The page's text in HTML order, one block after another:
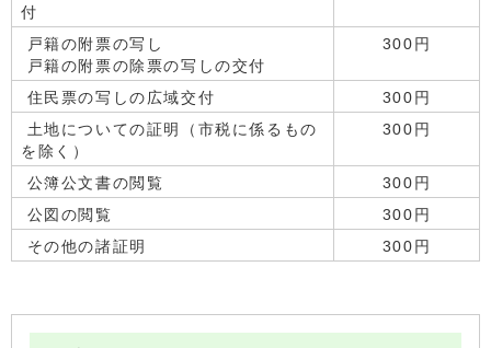
付
戸籍の附票の写し
戸籍の附票の除票の写しの交付
300円
住民票の写しの広域交付
300円
土地についての証明（市税に係るもの
を除く）
300円
公簿公文書の閲覧
300円
公図の閲覧
300円
その他の諸証明
300円